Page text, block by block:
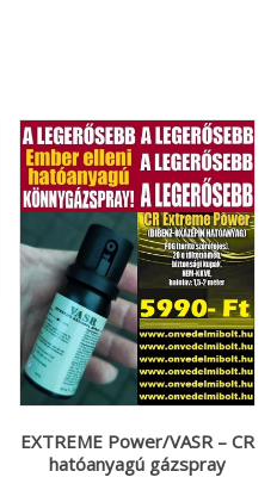
EXTREME Power/VASR – CR
hatóanyagú gázspray